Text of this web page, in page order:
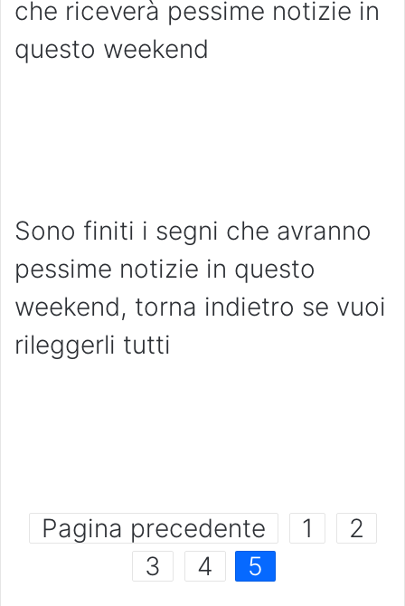
che riceverà pessime notizie in
questo weekend
Sono finiti i segni che avranno
pessime notizie in questo
weekend, torna indietro se vuoi
rileggerli tutti
Pagina precedente 1
2
3
4 5